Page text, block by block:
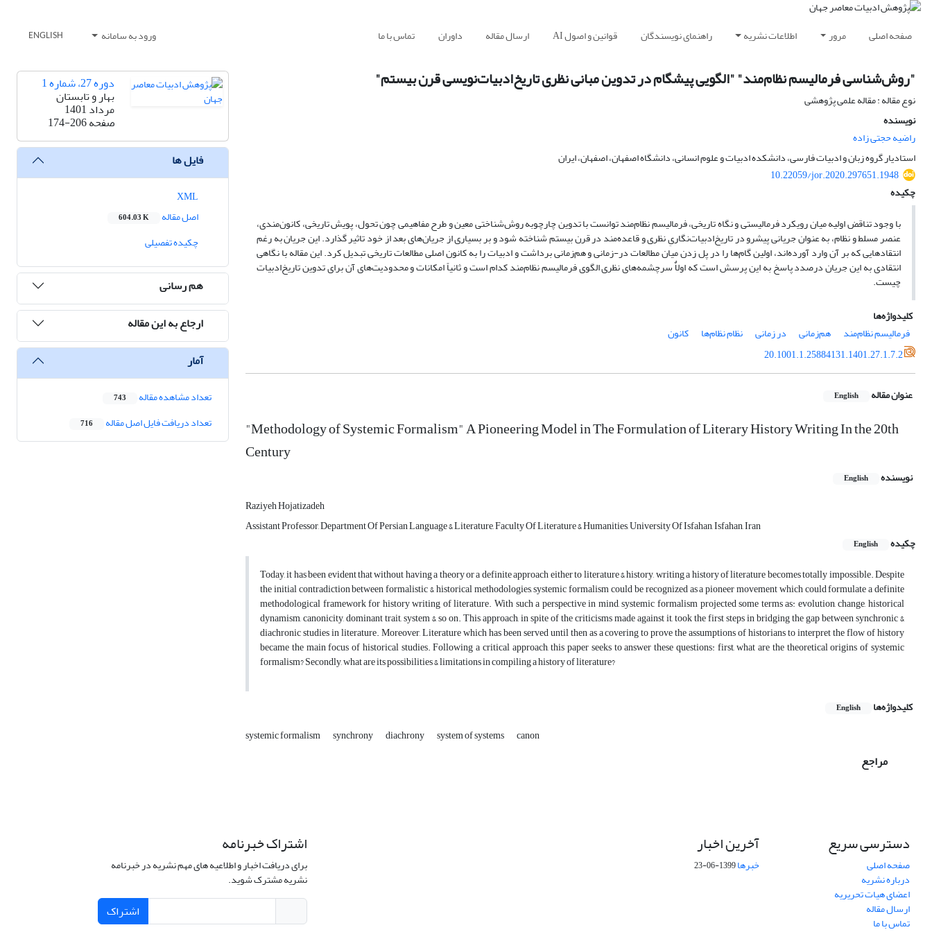
صفحه اصلی مرور اطلاعات نشریه راهنمای نویسندگان قوانین و اصول AI ارسال مقاله داوران تماس با ما ورود به سامانه ENGLISH
"روش‌شناسی فرمالیسم نظام‌مند" "الگویی پیشگام در تدوین مبانی نظری تاریخ‌ادبیات‌نویسی قرن بیستم"
نوع مقاله : مقاله علمی پژوهشی
نویسنده
راضیه حجتی زاده
استادیار گروه زبان و ادبیات فارسی، دانشکده ادبیات و علوم انسانی، دانشگاه اصفهان، اصفهان، ایران
10.22059/jor.2020.297651.1948
چکیده
با وجود تناقض اولیه میان رویکرد فرمالیستی و نگاه تاریخی، فرمالیسم ‌نظام‌مند توانست با تدوین چارچوبه روش‌شناختی معین و طرح مفاهیمی چون تحول، پویش تاریخی، کانون‌مندی،
عنصر مسلط و نظام، به عنوان جریانی پیشرو در تاریخ‌ادبیات‌نگاریِ نظری و قاعده‌مند در قرن بیستم شناخته شود و بر بسیاری از جریان‌های بعد از خود تاثیر گذارد. این جریان به رغم
انتقادهایی که بر آن وارد آورده‌ا‌ند، اولین گام‌ها را در پل زدن میان مطالعات در-زمانی و هم‌زمانی برداشت و ادبیات را به کانون اصلی مطالعات تاریخی تبدیل کرد. این مقاله با نگاهی
انتقادی به این جریان درصدد پاسخ به این پرسش است که اولاٌ سرچشمه‌های نظری الگوی فرمالیسم نظام‌مند کدام است و ثانیاً امکانات و محدودیت‌های آن برای تدوین تاریخ‌ادبیات
چیست.
کلیدواژه‌ها
فرمالیسم نظام‌مند
هم‌زمانی در زمانی نظام نظام‌ها
کانون
20.1001.1.25884131.1401.27.1.7.2
عنوان مقاله English
"Methodology of Systemic Formalism" A Pioneering Model in The Formulation of Literary History Writing In the 20th
Century
نویسنده English
Raziyeh Hojatizadeh
Assistant Professor, Department Of Persian Language & Literature, Faculty Of Literature & Humanities, University Of Isfahan, Isfahan, Iran
چکیده
English
Today, it has been evident that without having a theory or a definite approach either to literature & history, writing a history of literature becomes totally impossible. Despite
the initial contradiction between formalistic & historical methodologies, systemic formalism could be recognized as a pioneer movement which could formulate a definite
methodological framework for history writing of literature. With such a perspective in mind, systemic formalism projected some terms as: evolution, change, historical
dynamism, canonicity, dominant trait, system & so on. This approach, in spite of the criticisms made against it, took the first steps in bridging the gap between synchronic &
diachronic studies in literature. Moreover, Literature which has been served until then as a covering to prove the assumptions of historians to interpret the flow of history
became the main focus of historical studies. Following a critical approach, this paper seeks to answer these questions: first, what are the theoretical origins of systemic
formalism? Secondly, what are its possibilities & limitations in compiling a history of literature?
کلیدواژه‌ها English
systemic formalism synchrony diachrony system of systems canon
مراجع
دوره 27، شماره 1
بهار و تابستان
مرداد 1401
صفحه174-206
فایل ها
اصل مقاله
604.03 K
چکیده تفصیلی
هم رسانی
ارجاع به این مقاله
آمار
تعداد مشاهده مقاله 743
تعداد دریافت فایل اصل مقاله 716
دسترسی سریع
صفحه اصلی
درباره نشریه
اعضای هیات تحریریه
ارسال مقاله
تماس با ما
آخرین اخبار
خبرها1399-06-23
اشتراک خبرنامه
برای دریافت اخبار و اطلاعیه های مهم نشریه در خبرنامه
نشریه مشترک شوید.
اشتراک